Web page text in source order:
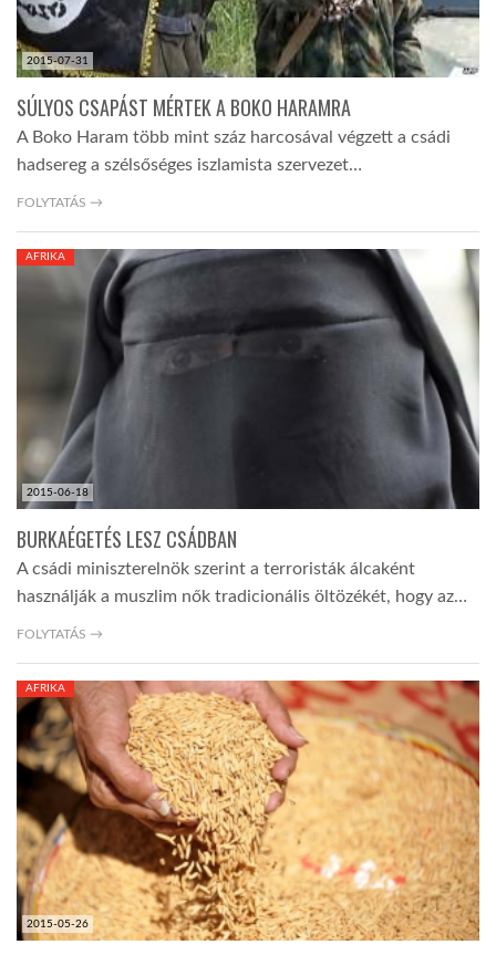
GLOBOBOOK
2015-07-31
SÚLYOS CSAPÁST MÉRTEK A BOKO HARAMRA
A Boko Haram több mint száz harcosával végzett a csádi
hadsereg a szélsőséges iszlamista szervezet…
FOLYTATÁS →
2015-06-18
AFRIKA
BURKAÉGETÉS LESZ CSÁDBAN
A csádi miniszterelnök szerint a terroristák álcaként
használják a muszlim nők tradicionális öltözékét, hogy az…
FOLYTATÁS →
2015-05-26
AFRIKA